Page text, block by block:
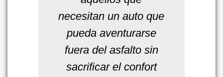
necesitan un auto que
pueda aventurarse
fuera del asfalto sin
sacrificar el confort